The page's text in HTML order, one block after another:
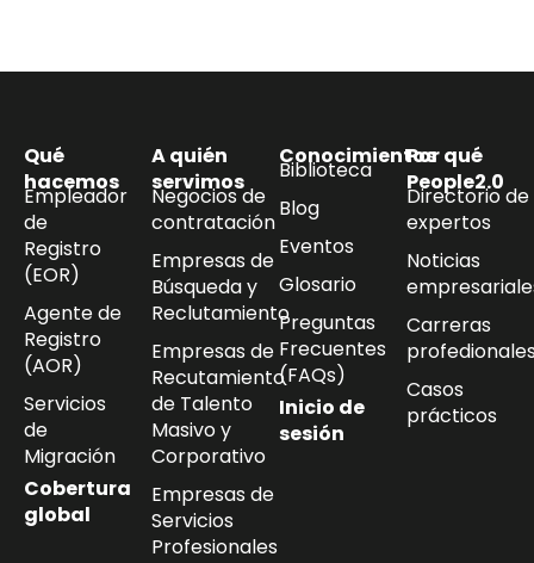
Qué
hacemos
Empleador
de
Registro
(EOR)
Agente de
Registro
(AOR)
Servicios
de
Migración
Cobertura
global
A quién
servimos
Negocios de
contratación
Empresas de
Búsqueda y
Reclutamiento
Empresas de
Recutamiento
de Talento
Masivo y
Corporativo
Empresas de
Servicios
Profesionales
Conocimientos
Biblioteca
Blog
Eventos
Glosario
Preguntas
Frecuentes
(FAQs)
Inicio de
sesión
Por qué
People2.0
Directorio de
expertos
Noticias
Carreras
Casos
prácticos